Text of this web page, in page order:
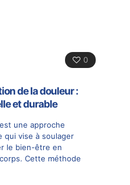
0
de la douleur :
et durable
est une approche
qui vise à soulager
le bien-être en
Cette méthode